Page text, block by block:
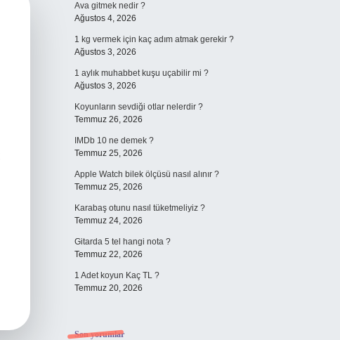
Ava gitmek nedir ?
Ağustos 4, 2026
1 kg vermek için kaç adım atmak gerekir ?
Ağustos 3, 2026
1 aylık muhabbet kuşu uçabilir mi ?
Ağustos 3, 2026
Koyunların sevdiği otlar nelerdir ?
Temmuz 26, 2026
IMDb 10 ne demek ?
Temmuz 25, 2026
Apple Watch bilek ölçüsü nasıl alınır ?
Temmuz 25, 2026
Karabaş otunu nasıl tüketmeliyiz ?
Temmuz 24, 2026
Gitarda 5 tel hangi nota ?
Temmuz 22, 2026
1 Adet koyun Kaç TL ?
Temmuz 20, 2026
Son yorumlar